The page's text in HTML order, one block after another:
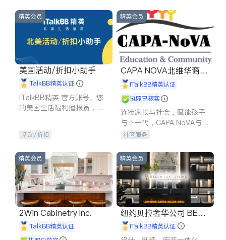
石。
建筑合同、刑事案件全包办
信托/遗嘱
商业
索赔
律师-其它 保释
精英会员
美国活动/折扣小助手
iTalkBB精英认证
iTalkBB精英 官方账号。您
的美国生活福利播报员，精
专属福利。
活动/折扣
精英会员
CAPA NOVA北维华裔家
长会iTalkBB精英认证
执照已核实
连接家长与社会，赋能孩子
与下一代，CAPA NoVA与您
携手建设包容、公平、充满
社区服务
精英会员
2Win Cabinetry Inc.
iTalkBB精英认证
精英会员
纽约贝拉奢华公司 BELL
A LUXE
iTalkBB精英认证